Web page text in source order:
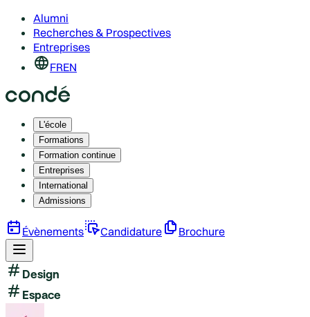
Alumni
Recherches & Prospectives
Entreprises
FREN
L'école
Formations
Formation continue
Entreprises
International
Admissions
Évènements Candidature Brochure
Design
Espace